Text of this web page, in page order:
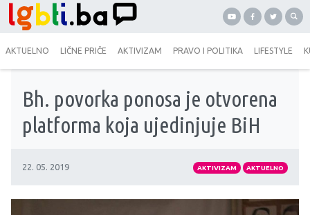
AKTUELNO LIČNE PRIČE AKTIVIZAM PRAVO I POLITIKA LIFESTYLE
Bh. povorka ponosa je otvorena
platforma koja ujedinjuje BiH
22. 05. 2019 AKTIVIZAM AKTUELNO